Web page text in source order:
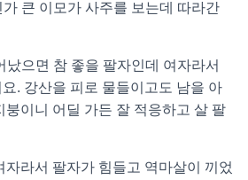
큰 이모가 사주를 보는데 따라간
났으면 참 좋을 팔자인데 여자라서
. 강산을 피로 물들이고도 남을 아
이니 어딜 가든 잘 적응하고 살 팔
자라서 팔자가 힘들고 역마살이 끼었